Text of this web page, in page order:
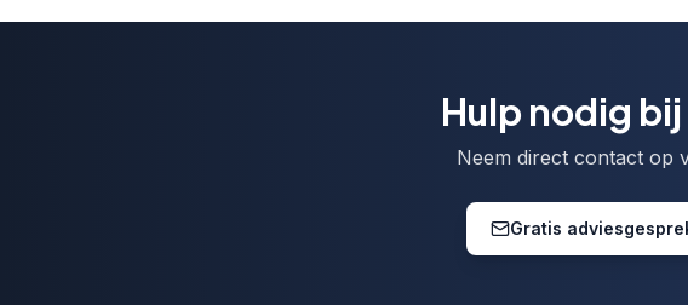
Hulp nodig
Neem direct contact op
Gratis